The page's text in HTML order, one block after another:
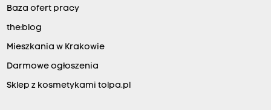
Baza ofert pracy
the:blog
Mieszkania w Krakowie
Darmowe ogłoszenia
Sklep z kosmetykami tolpa.pl